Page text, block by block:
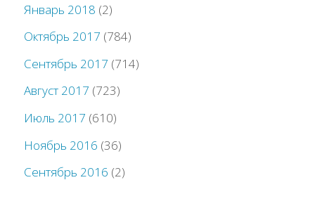
Январь 2018 (2)
Октябрь 2017 (784)
Сентябрь 2017 (714)
Август 2017 (723)
Июль 2017 (610)
Ноябрь 2016 (36)
Сентябрь 2016 (2)